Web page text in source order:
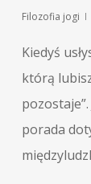
Filozofia jogi
Kiedyś
którą
porada